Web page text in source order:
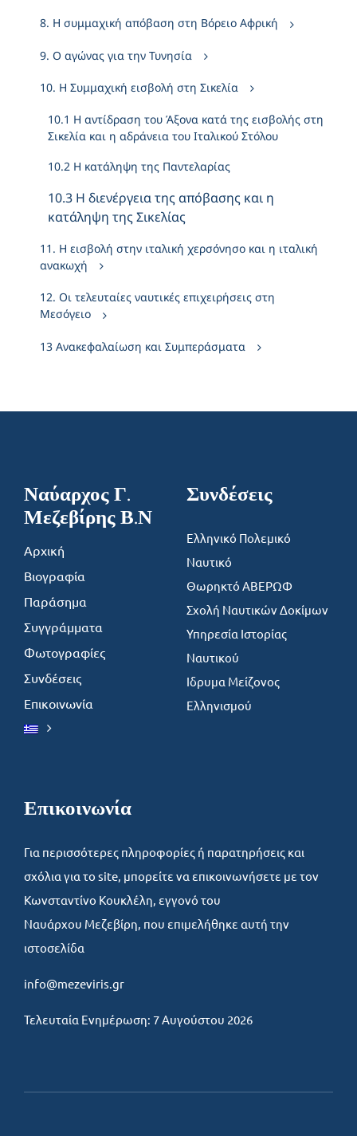
8. Η συμμαχική απόβαση στη Βόρειο Αφρική
9. Ο αγώνας για την Τυνησία
10. Η Συμμαχική εισβολή στη Σικελία
10.1 Η αντίδραση του Άξονα κατά της εισβολής στη
Σικελία και η αδράνεια του Ιταλικού Στόλου
10.2 Η κατάληψη της Παντελαρίας
10.3 Η διενέργεια της απόβασης και η
κατάληψη της Σικελίας
11. Η εισβολή στην ιταλική χερσόνησο και η ιταλική
ανακωχή
12. Οι τελευταίες ναυτικές επιχειρήσεις στη
Μεσόγειο
13 Ανακεφαλαίωση και Συμπεράσματα
Ναύαρχος Γ.
Μεζεβίρης Β.Ν
Αρχική
Βιογραφία
Παράσημα
Συγγράμματα
Φωτογραφίες
Συνδέσεις
Επικοινωνία
Συνδέσεις
Ελληνικό Πολεμικό
Ναυτικό
Θωρηκτό ΑΒΕΡΩΦ
Σχολή Ναυτικών Δοκίμων
Υπηρεσία Ιστορίας
Ναυτικού
Ιδρυμα Μείζονος
Ελληνισμού
Επικοινωνία
Για περισσότερες πληροφορίες ή παρατηρήσεις και
σχόλια για το site, μπορείτε να επικοινωνήσετε με τον
Κωνσταντίνο Κουκλέλη, εγγονό του
Ναυάρχου Μεζεβίρη, που επιμελήθηκε αυτή την
ιστοσελίδα
info@mezeviris.gr
Τελευταία Ενημέρωση: 7 Αυγούστου 2026